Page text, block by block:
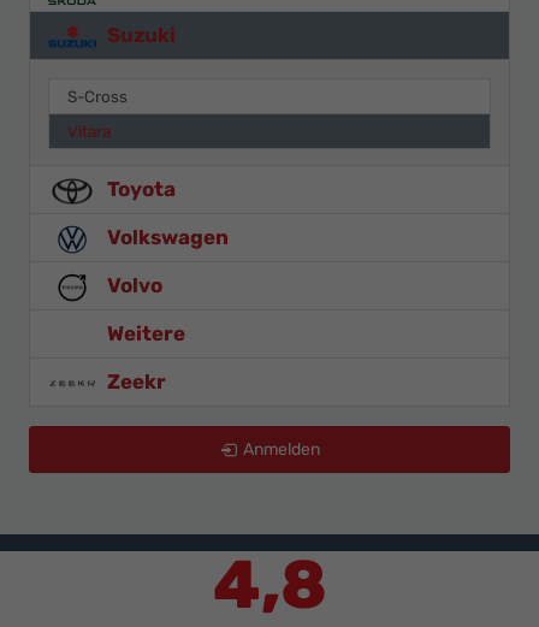
Suzuki
S-Cross
Vitara
Toyota
Volkswagen
Volvo
Weitere
Zeekr
Anmelden
4,8